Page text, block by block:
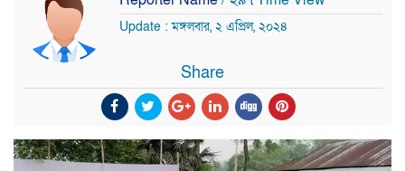
Update : মঙ্গলবার, ২ এপ্রিল, ২০২৪
Share